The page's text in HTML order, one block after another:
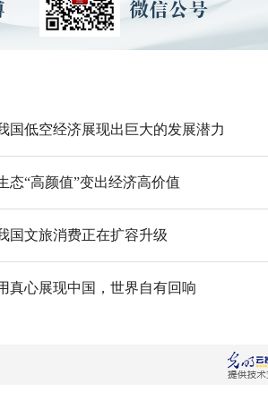
国低空经济展现出巨大的发展潜力
态“高颜值”变出经济高价值
国文旅消费正在扩容升级
真心展现中国，世界自有回响